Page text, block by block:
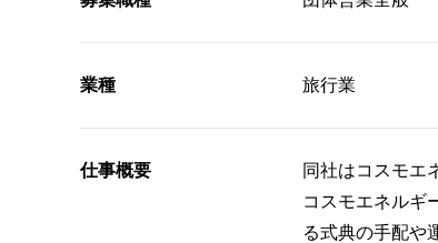
業種 旅行業
仕事概要
同社はコスモエ
コスモエネルギ
る式典の手配や